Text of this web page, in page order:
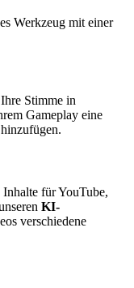
Werkzeug mit einer
Stimme in
Gameplay eine
für YouTube,
KI-
verschiedene